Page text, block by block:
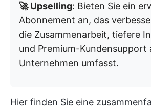
🚀 Upselling: Bieten Sie ein
Abonnement an, das
die Zusammenarbeit, tiefere
und Premium-Kundensupport
Unternehmen umfasst.
Hier finden Sie eine